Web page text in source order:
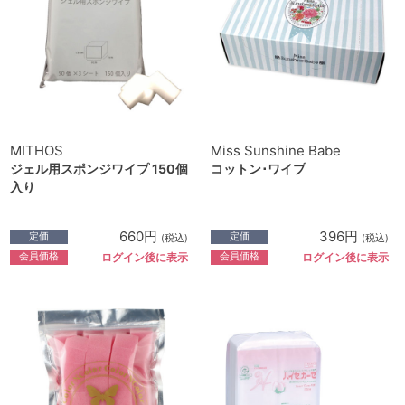
MITHOS
ジェル用スポンジワイプ 150個
入り
定価 660円 (税込)
会員価格 ログイン後に表示
Miss Sunshine Babe
コットン･ワイプ
定価 396円 (税込)
会員価格 ログイン後に表示